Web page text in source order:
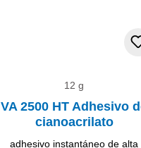
12 g
VA 2500 HT Adhesivo
cianoacrilato
adhesivo instantáneo de alta